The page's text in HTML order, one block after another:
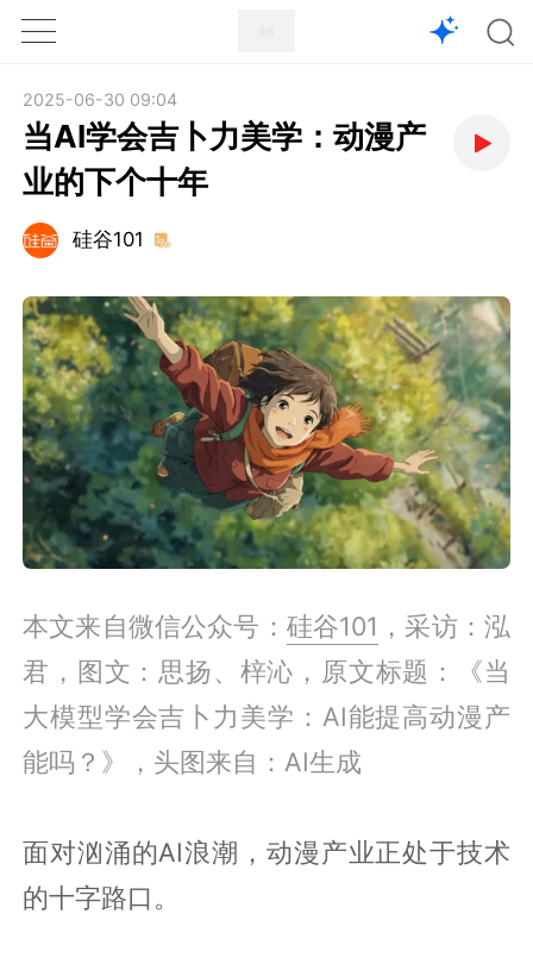
1X
2025-06-30 09:04
当AI学会吉卜力美学：动漫产
业的下个十年
硅谷101
本文来自微信公众号： 硅谷101 ，采访：泓
君， 图文：思扬、梓沁，原文标题：《当
大模型学会吉卜力美学：AI能提高动漫产
能吗？》，头图来自：AI生成
面对汹涌的AI浪潮，动漫产业正处于技术
的十字路口。